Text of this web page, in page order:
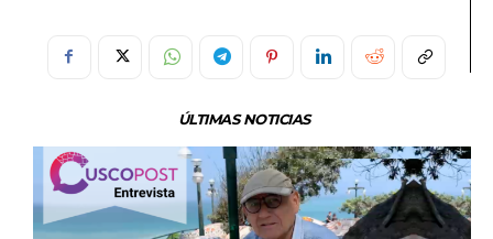
ÚLTIMAS NOTICIAS